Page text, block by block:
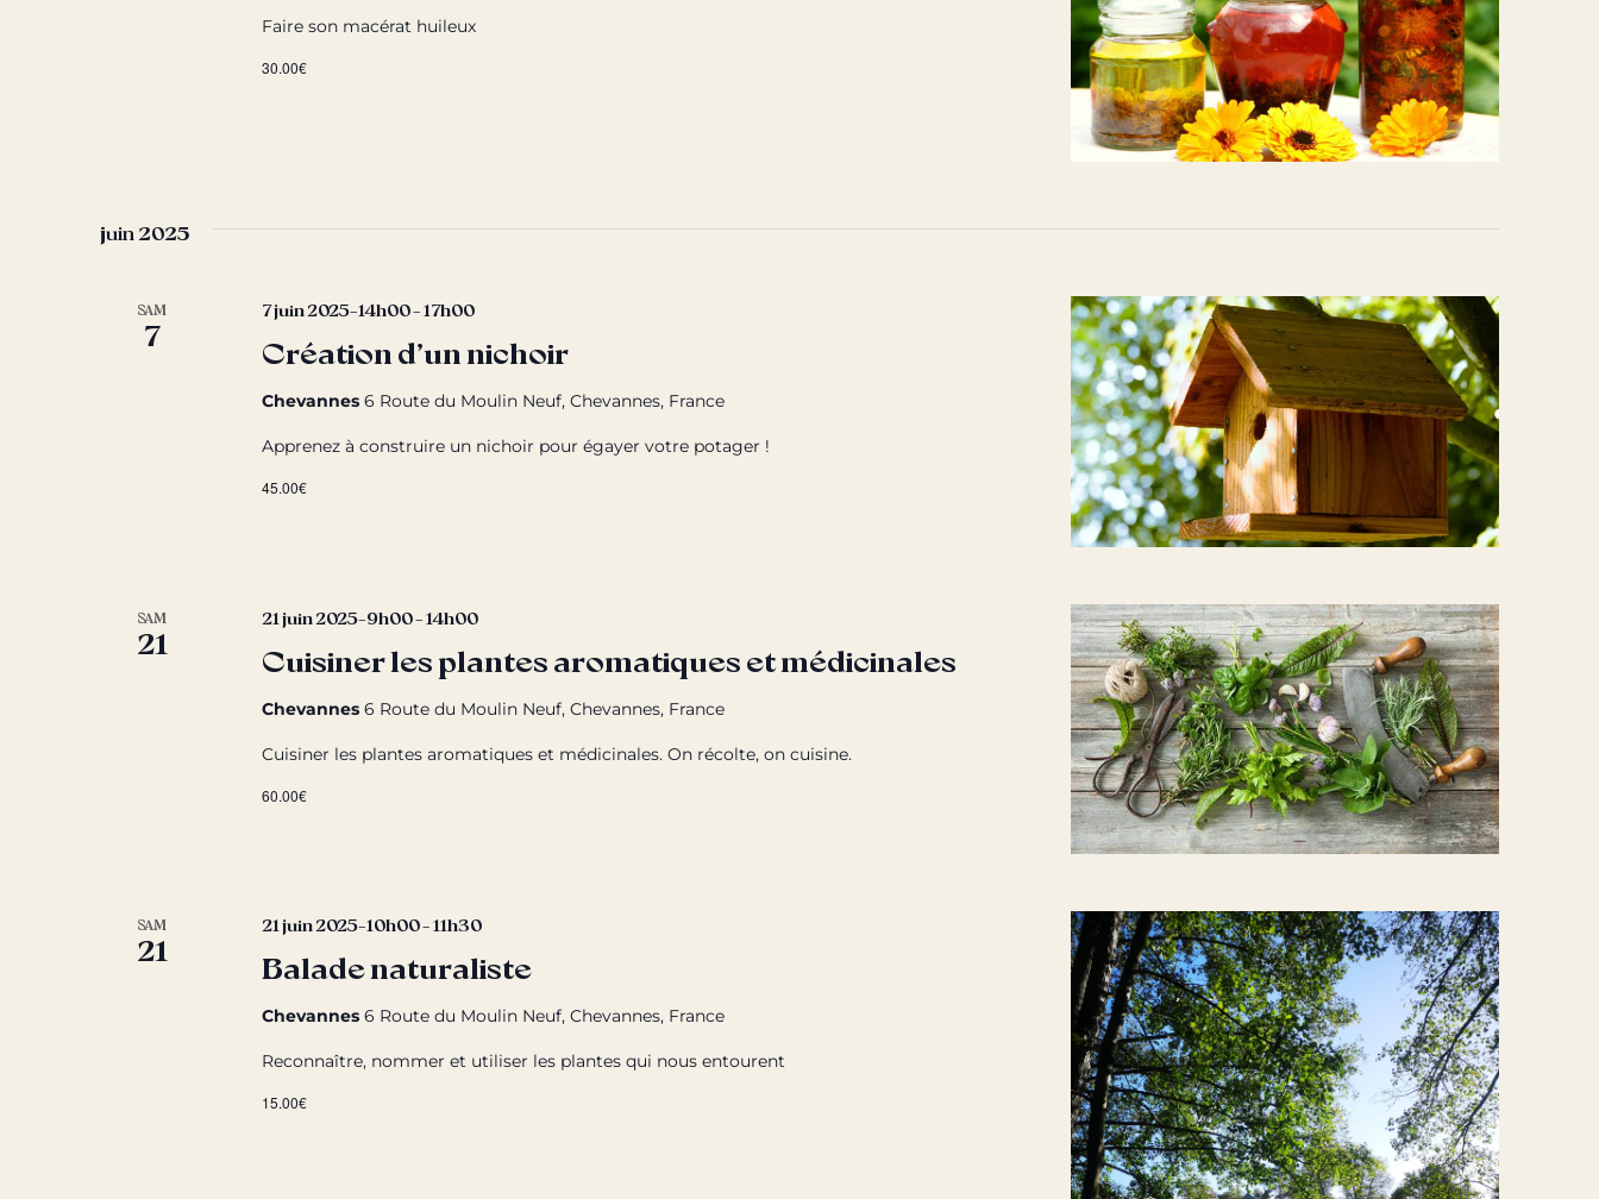
Faire son macérat huileux
30.00€
juin 2025
SAM
7 Création d’un nichoir
7 juin 2025-14h00-17h00
Chevannes 6 Route du Moulin Neuf, Chevannes, France
Apprenez à construire un nichoir pour égayer votre potager !
45.00€
SAM
21 Cuisiner les plantes aromatiques et médicinales
21 juin 2025-9h00-14h00
Chevannes 6 Route du Moulin Neuf, Chevannes, France
Cuisiner les plantes aromatiques et médicinales. On récolte, on cuisine.
60.00€
SAM
21 Balade naturaliste
21 juin 2025-10h00-11h30
Chevannes 6 Route du Moulin Neuf, Chevannes, France
Reconnaître, nommer et utiliser les plantes qui nous entourent
15.00€